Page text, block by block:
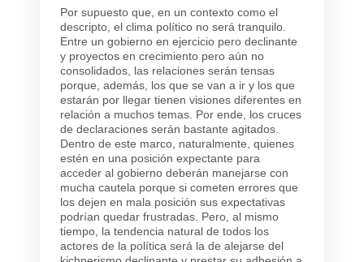
Por supuesto que, en un contexto como el
descripto, el clima político no será tranquilo.
Entre un gobierno en ejercicio pero declinante
y proyectos en crecimiento pero aún no
consolidados, las relaciones serán tensas
porque, además, los que se van a ir y los que
estarán por llegar tienen visiones diferentes en
relación a muchos temas. Por ende, los cruces
de declaraciones serán bastante agitados.
Dentro de este marco, naturalmente, quienes
estén en una posición expectante para
acceder al gobierno deberán manejarse con
mucha cautela porque si cometen errores que
los dejen en mala posición sus expectativas
podrían quedar frustradas. Pero, al mismo
tiempo, la tendencia natural de todos los
actores de la política será la de alejarse del